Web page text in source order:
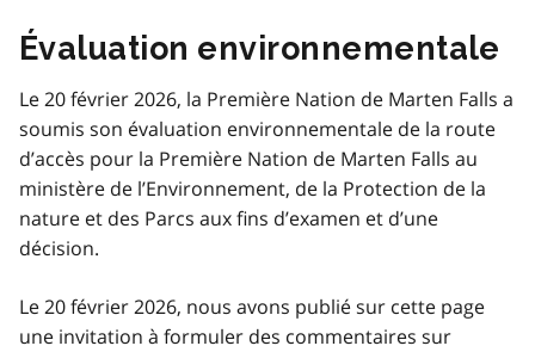
Évaluation environnementale
Le 20 février 2026, la Première Nation de Marten Falls a
soumis son évaluation environnementale de la route
d’accès pour la Première Nation de Marten Falls au
ministère de l’Environnement, de la Protection de la
nature et des Parcs aux fins d’examen et d’une
décision.
Le 20 février 2026, nous avons publié sur cette page
une invitation à formuler des commentaires sur